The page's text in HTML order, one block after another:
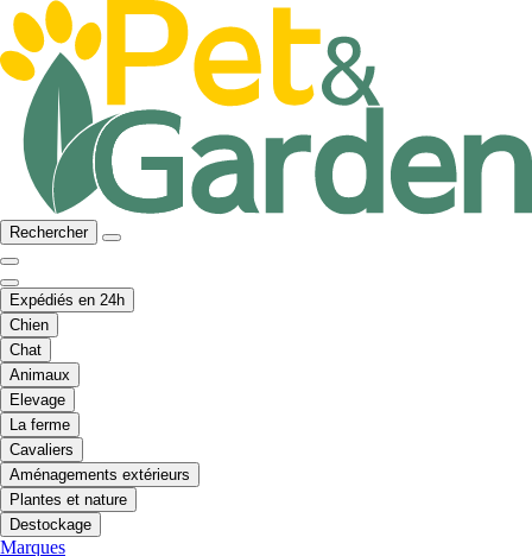
Rechercher
Expédiés en 24h
Chien
Chat
Animaux
Elevage
La ferme
Cavaliers
Aménagements extérieurs
Plantes et nature
Destockage
Marques